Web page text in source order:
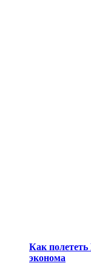
Как полететь
эконома